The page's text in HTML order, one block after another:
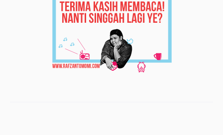
href="http://www.rafzantomomi.com/2015/02/segme
n-bloglist-blogwalking-rts15.html"
target="_blank">entri ni</a>.</li>
<li>Follow blog Rafzan Tomomi Story '15 (ade dekat
<i>side bar</i> [Kawan-Kawan Kite] )&nbsp;</li>
<li>Like di page facebook [<a
href="https://www.facebook.com/rafzantomomistory"